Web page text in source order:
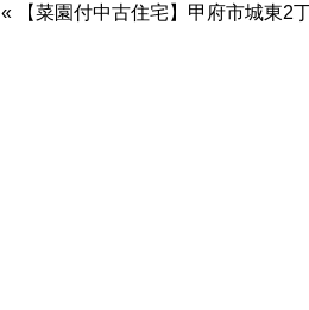
« 【菜園付中古住宅】甲府市城東2